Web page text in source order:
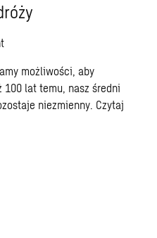
możliwości, aby
lat temu, nasz średni
niezmienny. Czytaj